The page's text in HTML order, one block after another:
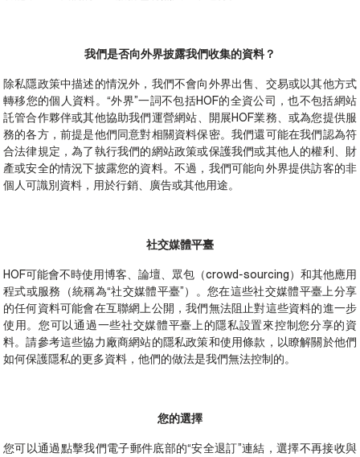
我們是否向外界披露我們收集的資料？
除私隱政策中描述的情況外，我們不會向外界出售、交易或以其他方式
轉移您的個人資料。“外界”一詞不包括HOF的全資公司，也不包括網站
託管合作夥伴或其他協助我們運營網站、開展HOF業務、或為您提供服
務的各方，前提是他們同意對相關資料保密。我們還可能在我們認為符
合法律規定，為了執行我們的網站政策或保護我們或其他人的權利、財
產或安全的情況下披露您的資料。不過，我們可能向外界提供訪客的非
個人可識別資料，用於行銷、廣告或其他用途。
社交媒體平臺
HOF可能會不時使用博客、論壇、眾包（crowd-sourcing）和其他應用
程式或服務（統稱為“社交媒體平臺”）。您在這些社交媒體平臺上分享
的任何資料可能會在互聯網上公開，我們無法阻止對這些資料的進一步
使用。您可以通過一些社交媒體平臺上的隱私設置來控制您分享的資
料。請參考這些協力廠商網站的隱私政策和使用條款，以瞭解關於他們
如何保護隱私的更多資料，他們的做法是我們無法控制的。
您的選擇
您可以通過點擊我們電子郵件底部的“安全退訂”連結，選擇不再接收與